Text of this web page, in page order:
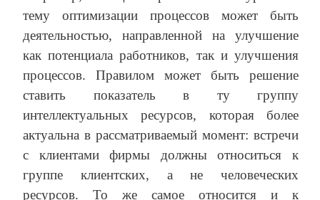
тему оптимизации процессов может быть
деятельностью, направленной на улучшение
как потенциала работников, так и улучшения
процессов. Правилом может быть решение
ставить показатель в ту группу
интеллектуальных ресурсов, которая более
актуальна в рассматриваемый момент: встречи
с клиентами фирмы должны относиться к
группе клиентских, а не человеческих
ресурсов. То же самое относится и к